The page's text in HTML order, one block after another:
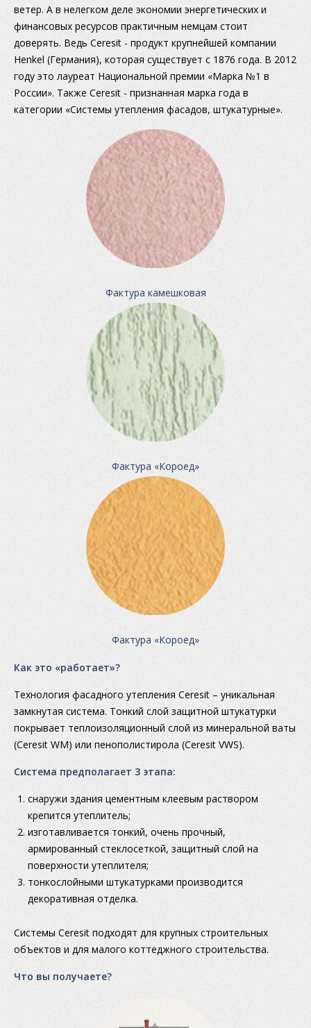
ветер. А в нелегком деле экономии энергетических и
финансовых ресурсов практичным немцам стоит
доверять. Ведь Ceresit - продукт крупнейшей компании
Henkel (Германия), которая существует с 1876 года. В 2012
году это лауреат Национальной премии «Марка №1 в
России». Также Ceresit - признанная марка года в
категории «Системы утепления фасадов, штукатурные».
Фактура камешковая
Фактура «Короед»
Фактура «Короед»
Как это «работает»?
Технология фасадного утепления Ceresit – уникальная
замкнутая система. Тонкий слой защитной штукатурки
покрывает теплоизоляционный слой из минеральной ваты
(Ceresit WM) или пенополистирола (Ceresit VWS).
Система предполагает 3 этапа:
снаружи здания цементным клеевым раствором
крепится утеплитель;
изготавливается тонкий, очень прочный,
армированный стеклосеткой, защитный слой на
поверхности утеплителя;
тонкослойными штукатурками производится
декоративная отделка.
Системы Ceresit подходят для крупных строительных
объектов и для малого коттеджного строительства.
Что вы получаете?